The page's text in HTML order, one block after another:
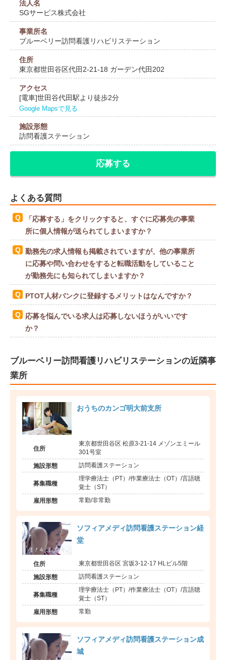
法人名
SGサービス株式会社
事業所名
ブルーベリー訪問看護リハビリステーション
住所
東京都世田谷区代田2-21-18 ガーデン代田202
アクセス
[電車]世田谷代田駅より徒歩2分
Google Mapsで見る
施設形態
訪問看護ステーション
応募する
よくある質問
「応募する」をクリックすると、すぐに応募先の事業
所に個人情報が送られてしまいますか？
勤務先の求人情報も掲載されていますが、他の事業所
に応募や問い合わせをすると転職活動をしていること
が勤務先にも知られてしまいますか？
PTOT人材バンクに登録するメリットはなんですか？
応募を悩んでいる求人は応募しないほうがいいです
か？
ブルーベリー訪問看護リハビリステーションの近隣事
業所
おうちのカンゴ明大前支所
住所
東京都世田谷区 松原3-21-14 メゾンエミール
301号室
施設形態 訪問看護ステーション
募集職種
理学療法士（PT）/作業療法士（OT）/言語聴
覚士（ST）
雇用形態 常勤/非常勤
ソフィアメディ訪問看護ステーション経
堂
住所 東京都世田谷区 宮坂3-12-17 HLビル5階
施設形態 訪問看護ステーション
募集職種
理学療法士（PT）/作業療法士（OT）/言語聴
覚士（ST）
雇用形態 常勤
ソフィアメディ訪問看護ステーション成
城